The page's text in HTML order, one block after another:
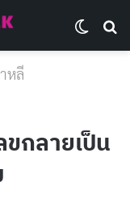
หลี
ขกลายเป็น